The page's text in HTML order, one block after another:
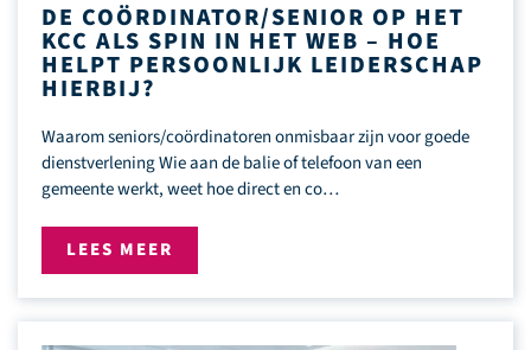
DE COÖRDINATOR/SENIOR OP HET
KCC ALS SPIN IN HET WEB – HOE
HELPT PERSOONLIJK LEIDERSCHAP
HIERBIJ?
Waarom seniors/coördinatoren onmisbaar zijn voor goede
dienstverlening Wie aan de balie of telefoon van een
gemeente werkt, weet hoe direct en co…
LEES MEER